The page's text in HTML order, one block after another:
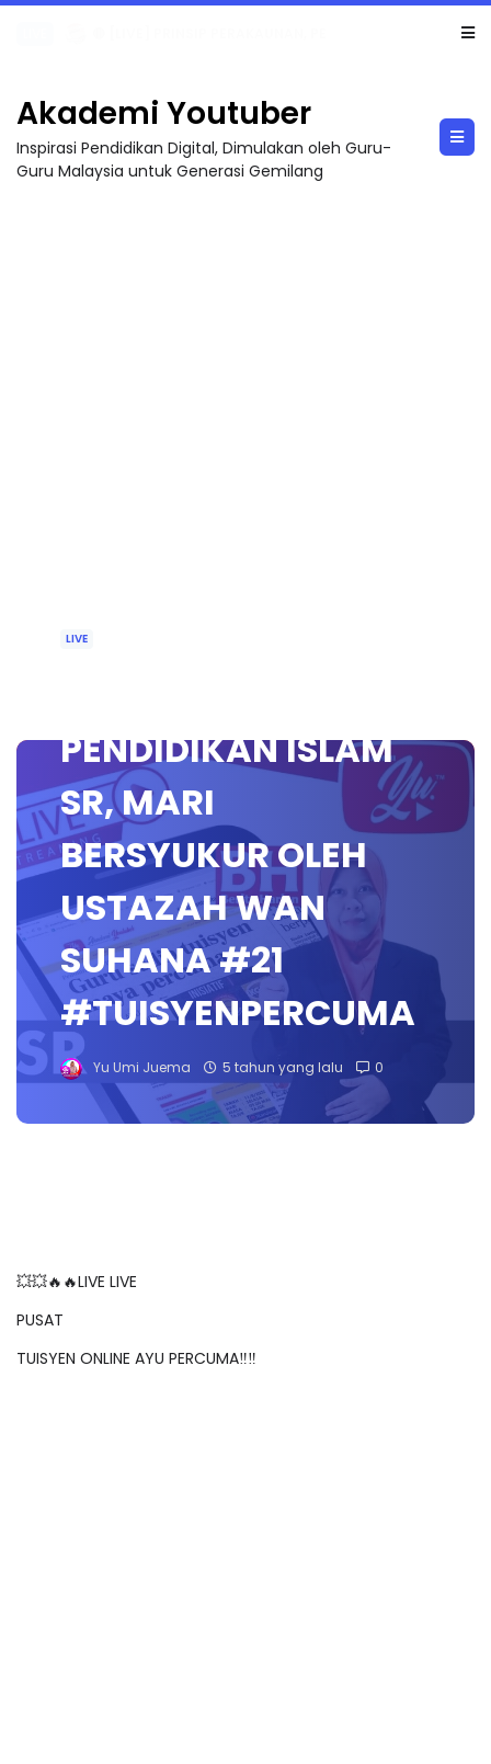
Akademi Youtuber
Inspirasi Pendidikan Digital, Dimulakan oleh Guru-
Guru Malaysia untuk Generasi Gemilang
LIVE
PENDIDIKAN ISLAM
SR, MARI
BERSYUKUR OLEH
USTAZAH WAN
SUHANA #21
#TUISYENPERCUMA
Yu Umi Juema 5 tahun yang lalu 0
💥💥🔥🔥LIVE LIVE
PUSAT
TUISYEN ONLINE AYU PERCUMA‼️‼️